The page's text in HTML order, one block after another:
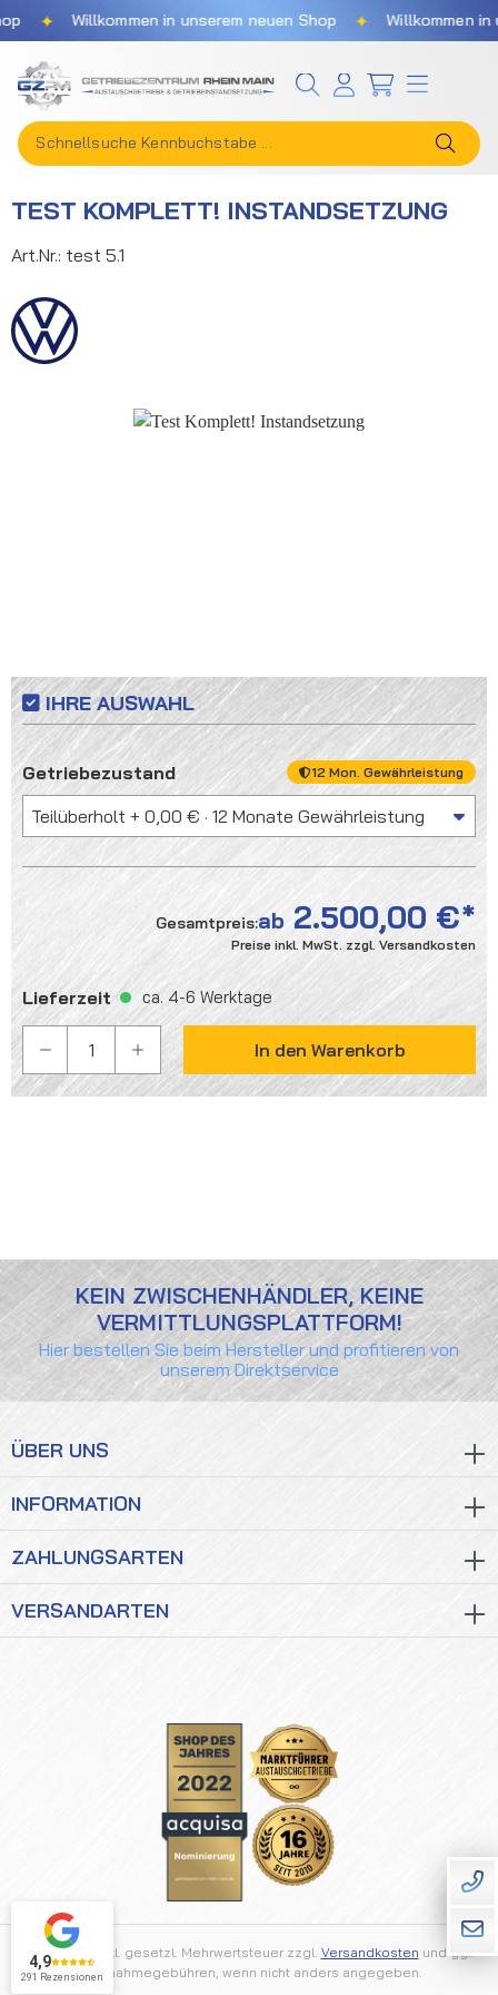
Zum Hauptinhalt springen
✦ Willkommen in unserem neuen Shop ✦ Willkommen in
TEST KOMPLETT! INSTANDSETZUNG
Art.Nr.: test 5.1
Bildergalerie überspringen
IHRE AUSWAHL
Gesamtpreis:ab 2.500,00 €
Preise inkl. MwSt. zzgl. Versandkosten
Lieferzeit ca. 4-6 Werktage
Getriebezustandauswählen 12 Mon. Gewährleistung
PRODUKT ANZAHL: GIB DEN GEWÜNSCHTEN
In den Warenkorb
KEIN ZWISCHENHÄNDLER, KEINE
VERMITTLUNGSPLATTFORM!
Hier bestellen Sie beim Hersteller und profitieren von
unserem Direktservice
ÜBER UNS
INFORMATION
ZAHLUNGSARTEN
VERSANDARTEN
Alle Preise inkl. gesetzl. Mehrwertsteuer zzgl. Versandkosten und ggf.
Nachnahmegebühren, wenn nicht anders angegeben.
4,9
291 Rezensionen